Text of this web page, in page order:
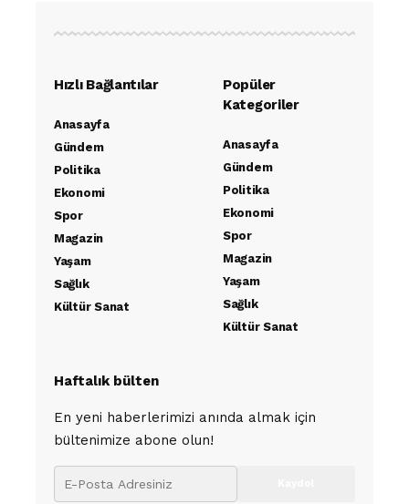
Hızlı Bağlantılar
Anasayfa
Gündem
Politika
Ekonomi
Spor
Magazin
Yaşam
Sağlık
Kültür Sanat
Popüler
Kategoriler
Anasayfa
Gündem
Politika
Ekonomi
Spor
Magazin
Yaşam
Sağlık
Kültür Sanat
Haftalık bülten
En yeni haberlerimizi anında almak için
bültenimize abone olun!